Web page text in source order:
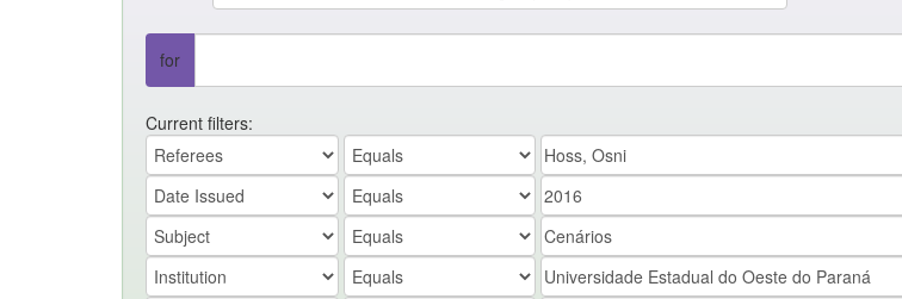
for
Current filters: